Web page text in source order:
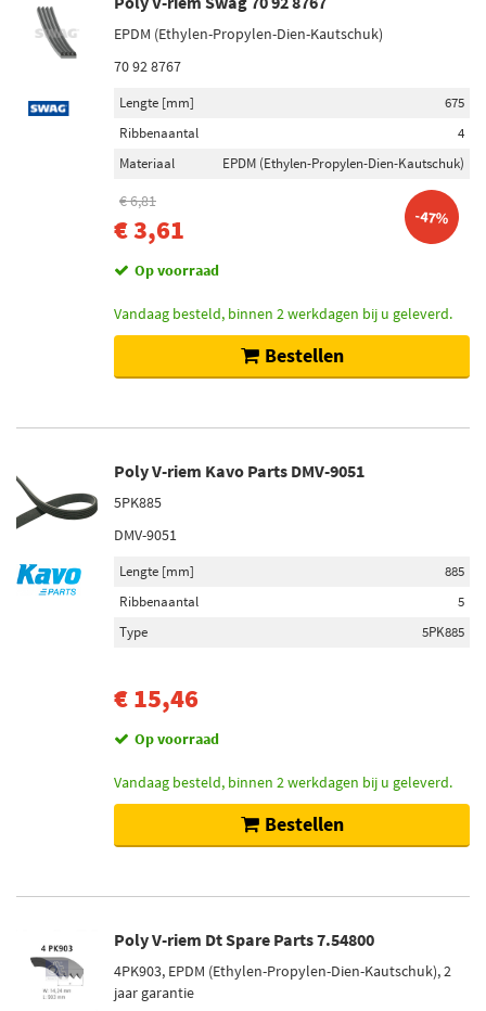
EPDM (Ethylen-Propylen-Dien-Kautschuk)
70 92 8767
Lengte [mm]
675
Ribbenaantal
4
Materiaal
EPDM (Ethylen-Propylen-Dien-Kautschuk)
€ 6,81
€ 3,61 -47%
Op voorraad
Vandaag besteld, binnen 2 werkdagen bij u geleverd.
Bestellen
Poly V-riem Kavo Parts DMV-9051
5PK885
DMV-9051
Lengte [mm]
885
Ribbenaantal
5
Type
5PK885
€ 15,46
Op voorraad
Vandaag besteld, binnen 2 werkdagen bij u geleverd.
Bestellen
Poly V-riem Dt Spare Parts 7.54800
4PK903, EPDM (Ethylen-Propylen-Dien-Kautschuk), 2
jaar garantie